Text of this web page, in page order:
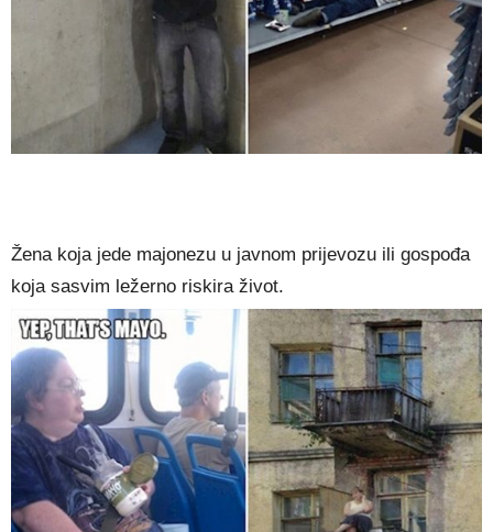
Žena koja jede majonezu u javnom prijevozu ili gospođa
koja sasvim ležerno riskira život.